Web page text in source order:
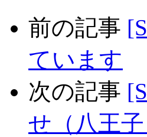
前の記事
ています
次の記事
せ（八王子